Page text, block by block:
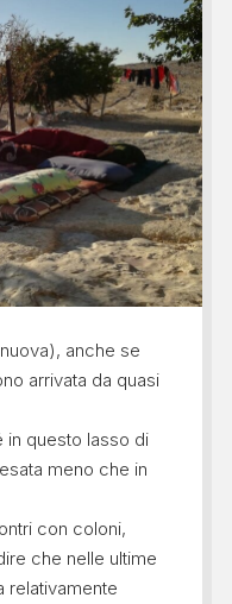
anche se
arrivata da quasi
in questo lasso di
meno che in
con coloni,
che nelle ultime
relativamente